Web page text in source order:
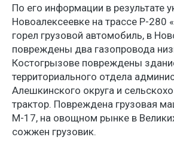
По его информации в результате
Новоалексеевке на трассе Р-280
горел грузовой автомобиль, в
повреждены два газопровода
Костогрызове повреждены
территориального отдела
Алешкинского округа и
трактор. Повреждена грузовая
М-17, на овощном рынке в
сожжен грузовик.